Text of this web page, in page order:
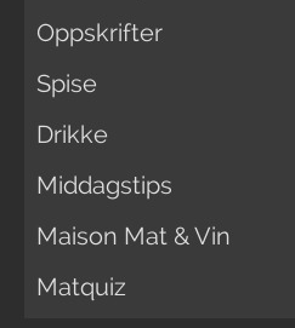
Oppskrifter
Spise
Drikke
Middagstips
Maison Mat & Vin
Matquiz